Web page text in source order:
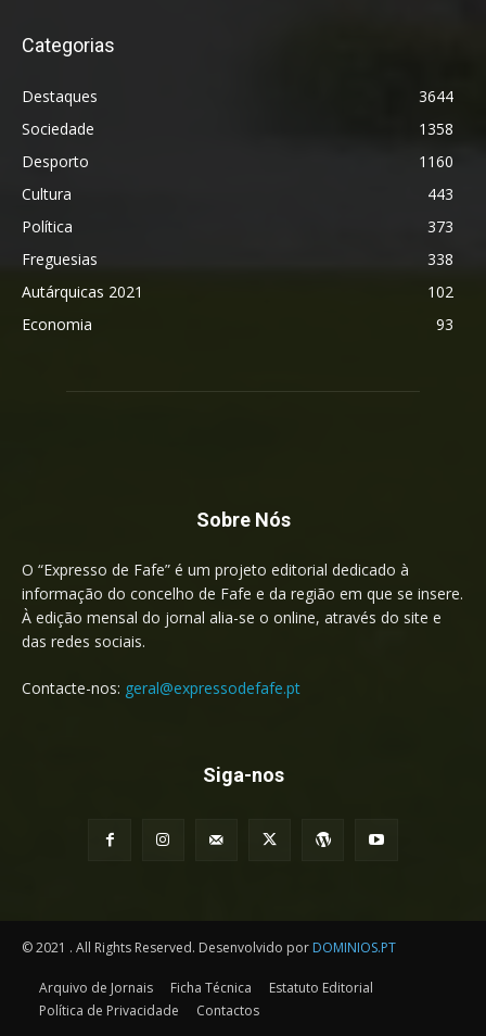
Categorias
Destaques
3644
Sociedade
1358
Desporto
1160
Cultura
443
Política
373
Freguesias
338
Autárquicas 2021
102
Economia
93
Sobre Nós
O “Expresso de Fafe” é um projeto editorial dedicado à
informação do concelho de Fafe e da região em que se insere.
À edição mensal do jornal alia-se o online, através do site e
das redes sociais.
Contacte-nos: geral@expressodefafe.pt
Siga-nos
© 2021 . All Rights Reserved. Desenvolvido por DOMINIOS.PT
Arquivo de Jornais Ficha Técnica
Estatuto Editorial
Política de Privacidade
Contactos